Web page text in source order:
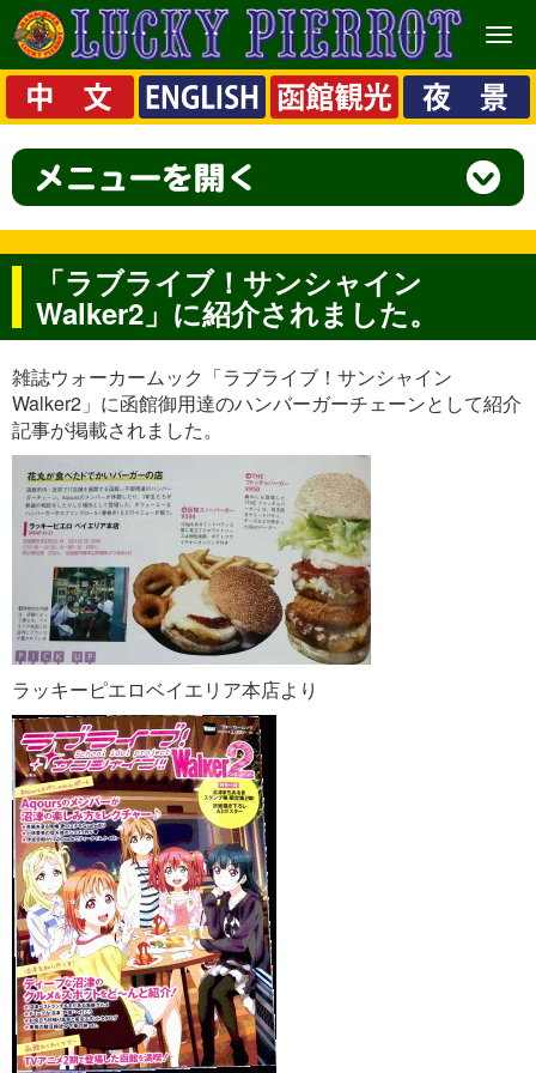
メ
ニ
ュ
ー
「ラブライブ！サンシャイン
Walker2」に紹介されました。
雑誌ウォーカームック「ラブライブ！サンシャイン
Walker2」に函館御用達のハンバーガーチェーンとして紹介
記事が掲載されました。
ラッキーピエロベイエリア本店より